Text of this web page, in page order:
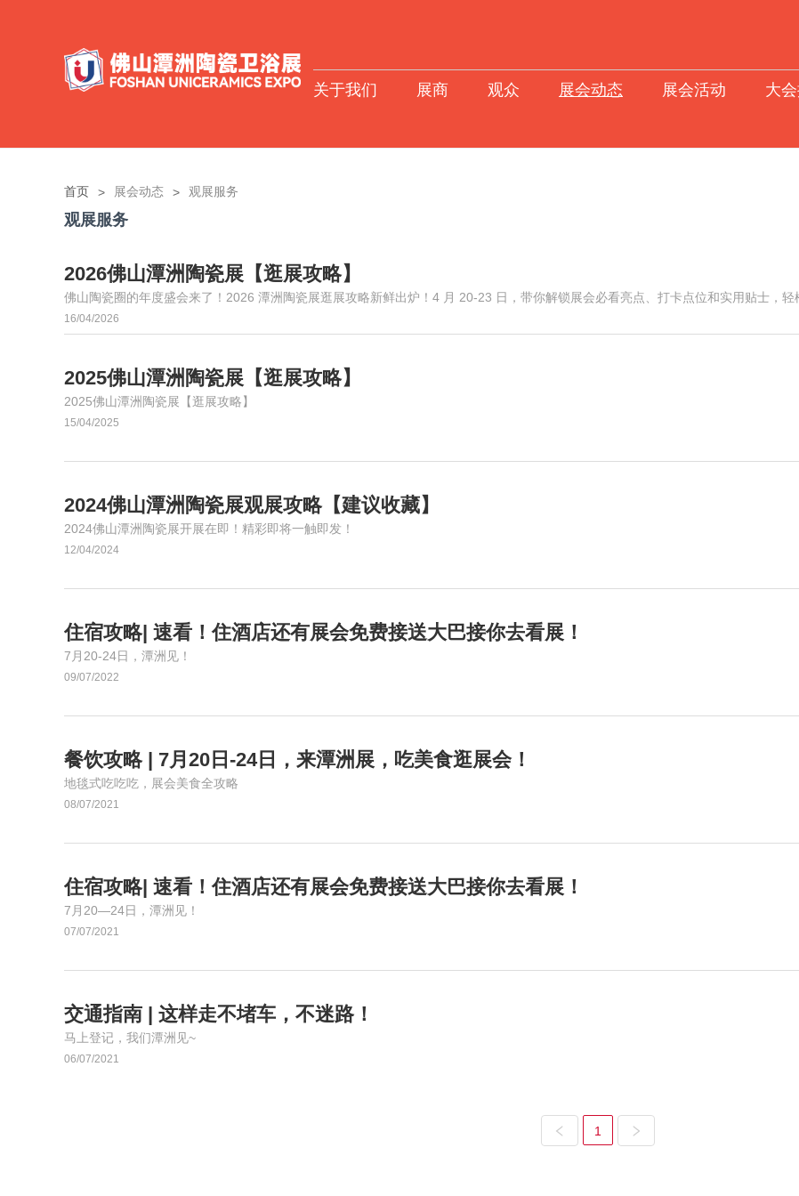
关于我们 展商 观众 展会动态 展会活动 大
装备材料展
陶瓷产品展
参展商服务平台
成为展商
参展商手册下载（产品展）
展馆布局
交通指南
观众个人中心
装备材料展
陶瓷装备与材料展
最新动态
入库搭建商登录
搭建商手册下载（产品展）
首页 展会动态 观展服务
观展服务
2026佛山潭洲陶瓷展【逛展攻略】
佛山陶瓷圈的年度盛会来了！2026 潭洲陶瓷展逛展攻略新鲜出炉！4 月 20-23 日，带你解锁展会必看亮点、打卡点位和实用贴士，轻
16/04/2026
2025佛山潭洲陶瓷展【逛展攻略】
2025佛山潭洲陶瓷展【逛展攻略】
15/04/2025
2024佛山潭洲陶瓷展观展攻略【建议收藏】
2024佛山潭洲陶瓷展开展在即！精彩即将一触即发！
12/04/2024
住宿攻略| 速看！住酒店还有展会免费接送大巴接你去看展！
7月20-24日，潭洲见！
09/07/2022
餐饮攻略 | 7月20日-24日，来潭洲展，吃美食逛展会！
地毯式吃吃吃，展会美食全攻略
08/07/2021
住宿攻略| 速看！住酒店还有展会免费接送大巴接你去看展！
7月20—24日，潭洲见！
07/07/2021
交通指南 | 这样走不堵车，不迷路！
马上登记，我们潭洲见~
06/07/2021
1